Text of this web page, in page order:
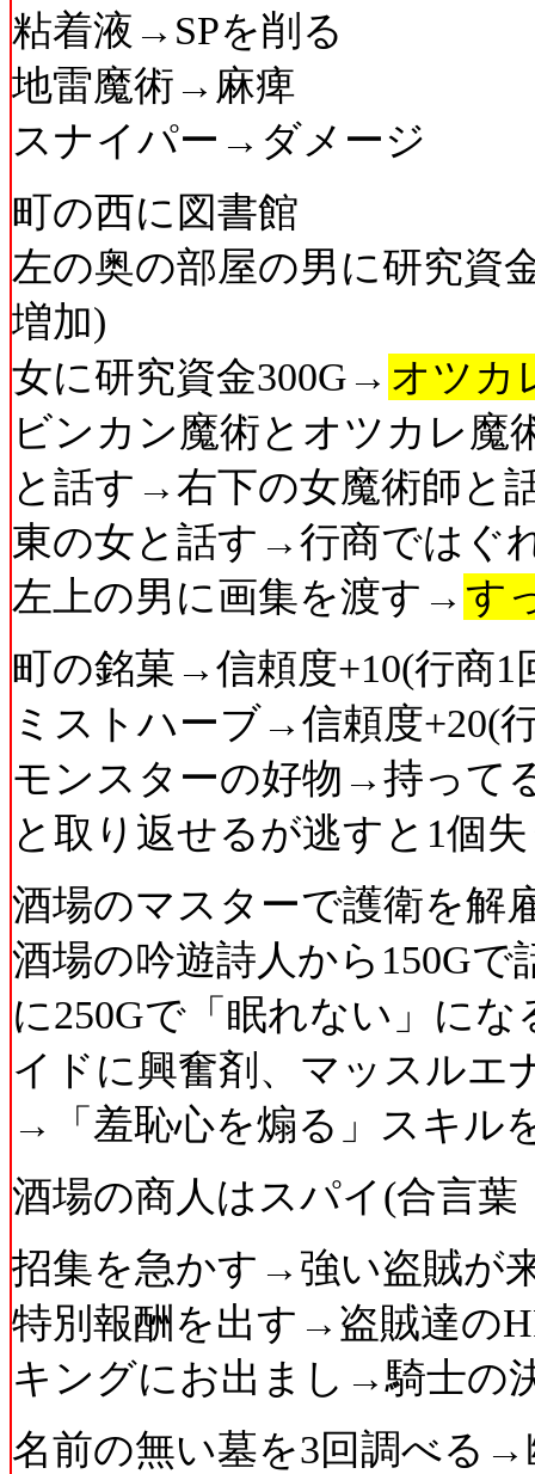
粘着液→SPを削る
地雷魔術→麻痺
スナイパー→ダメージ
町の西に図書館
左の奥の部屋の男に研究資
増加)
女に研究資金300G→ オツカ
ビンカン魔術とオツカレ
と話す→右下の女魔術師と
東の女と話す→行商ではぐ
左上の男に画集を渡す→ す
町の銘菓→信頼度+10(行商1
ミストハーブ→信頼度+20(
モンスターの好物→持って
と取り返せるが逃すと1個
酒場のマスターで護衛を解
酒場の吟遊詩人から150G
に250Gで「眠れない」に
イドに興奮剤、マッスルエ
→「羞恥心を煽る」スキル
酒場の商人はスパイ(合言葉
招集を急かす→強い盗賊が
特別報酬を出す→盗賊達の
キングにお出まし→騎士の
名前の無い墓を3回調べる